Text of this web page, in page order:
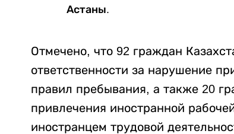
Астаны.
Отмечено, что 92 граждан
ответственности за нарушение
правил пребывания, а также 20
привлечения иностранной
иностранцем трудовой